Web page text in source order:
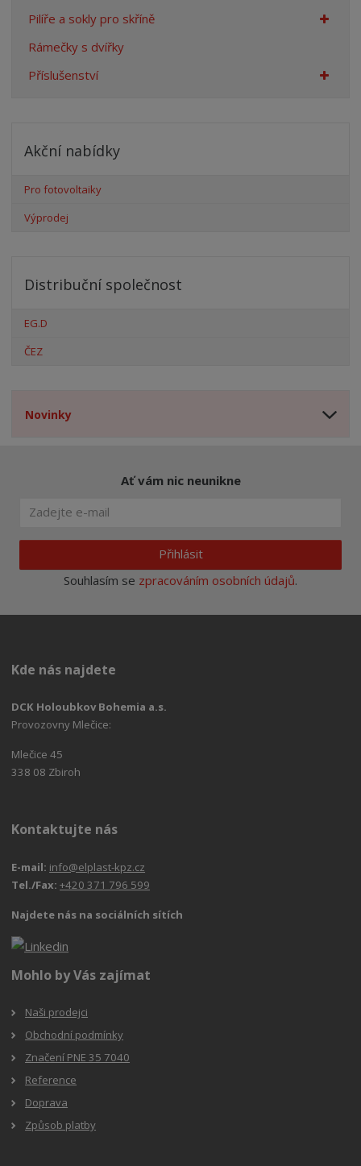
Pilíře a sokly pro skříně
Rámečky s dvířky
Příslušenství
Akční nabídky
Pro fotovoltaiky
Výprodej
Distribuční společnost
EG.D
ČEZ
Novinky
Ať vám nic neunikne
Přihlásit
Souhlasím se zpracováním osobních údajů.
Kde nás najdete
DCK Holoubkov Bohemia a.s.
Provozovny Mlečice:
Mlečice 45
338 08 Zbiroh
Kontaktujte nás
E-mail: info@elplast-kpz.cz
Tel./Fax:+420 371 796 599
Najdete nás na sociálních sítích
Mohlo by Vás zajímat
Naši prodejci
Obchodní podmínky
Značení PNE 35 7040
Reference
Doprava
Způsob platby